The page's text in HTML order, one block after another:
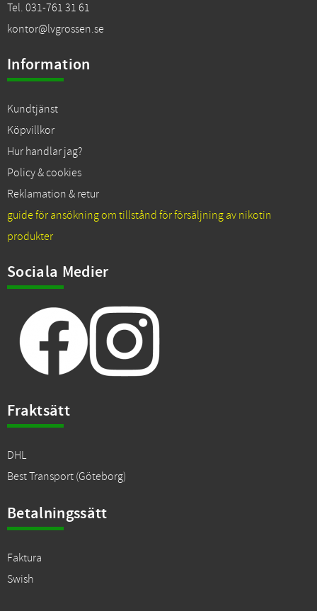
Tel. 031-761 31 61
kontor@lvgrossen.se
Information
Kundtjänst
Köpvillkor
Hur handlar jag?
Policy & cookies
Reklamation & retur
guide för ansökning om tillstånd för försäljning av nikotin
produkter
Sociala Medier
Fraktsätt
DHL
Best Transport (Göteborg)
Betalningssätt
Faktura
Swish